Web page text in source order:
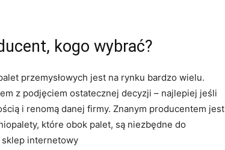
kogo wybrać?
przemysłowych jest na rynku bardzo wielu.
z podjęciem ostatecznej decyzji – najlepiej jeśli
i renomą danej firmy. Znanym producentem jest
które obok palet, są niezbędne do
sklep internetowy